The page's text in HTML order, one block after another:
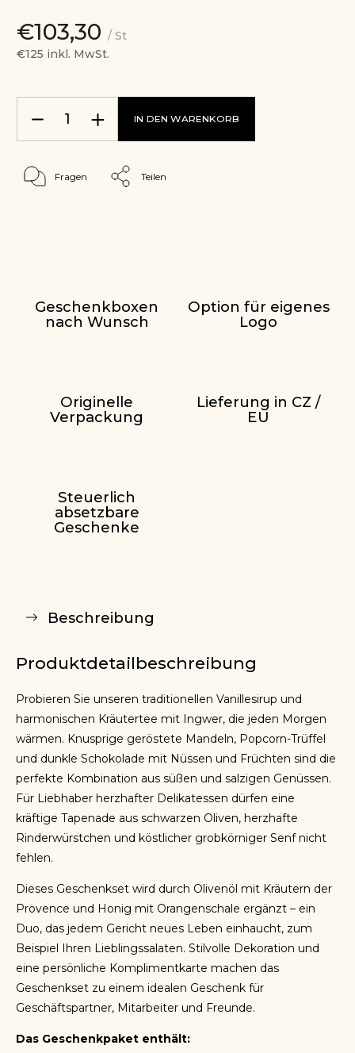
€103,30 / St
€125 inkl. MwSt.
IN DEN WARENKORB
Fragen Teilen
Geschenkboxen
nach Wunsch
Option für eigenes
Logo
Originelle
Verpackung
Lieferung in CZ /
EU
Steuerlich
absetzbare
Geschenke
Beschreibung
Produktdetailbeschreibung
Probieren Sie unseren traditionellen Vanillesirup und
harmonischen Kräutertee mit Ingwer, die jeden Morgen
wärmen. Knusprige geröstete Mandeln, Popcorn-Trüffel
und dunkle Schokolade mit Nüssen und Früchten sind die
perfekte Kombination aus süßen und salzigen Genüssen.
Für Liebhaber herzhafter Delikatessen dürfen eine
kräftige Tapenade aus schwarzen Oliven, herzhafte
Rinderwürstchen und köstlicher grobkörniger Senf nicht
fehlen.
Dieses Geschenkset wird durch Olivenöl mit Kräutern der
Provence und Honig mit Orangenschale ergänzt – ein
Duo, das jedem Gericht neues Leben einhaucht, zum
Beispiel Ihren Lieblingssalaten. Stilvolle Dekoration und
eine persönliche Komplimentkarte machen das
Geschenkset zu einem idealen Geschenk für
Geschäftspartner, Mitarbeiter und Freunde.
Das Geschenkpaket enthält: